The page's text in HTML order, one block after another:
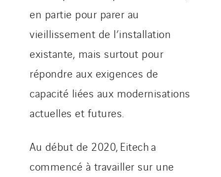
en partie pour parer au
vieillissement de l’installation
existante, mais surtout pour
répondre aux exigences de
capacité liées aux modernisations
actuelles et futures.
Au début de 2020, Eitech a
commencé à travailler sur une
Telematic Solutions
TG Concept
Thermo Réfrigération
Top Thermique
TranzCom
Travesset Beziers
Tunzini Grand Ouest
TUNZINI Nucléaire